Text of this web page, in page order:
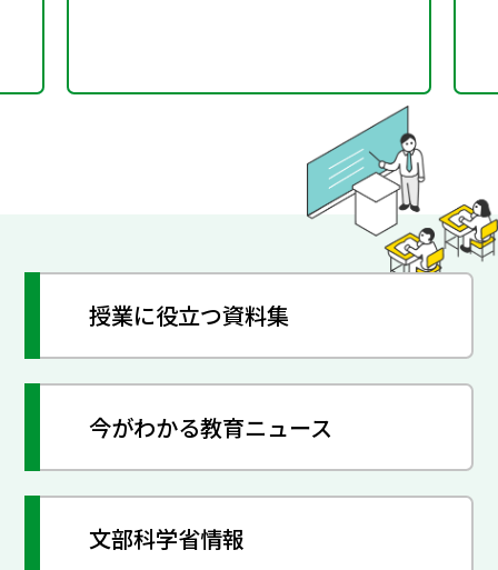
授業に役立つ資料集
今がわかる教育ニュース
文部科学省情報